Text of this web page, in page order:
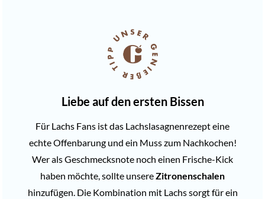
Liebe auf den ersten Bissen
Für Lachs Fans ist das Lachslasagnenrezept eine
echte Offenbarung und ein Muss zum Nachkochen!
Wer als Geschmecksnote noch einen Frische-Kick
haben möchte, sollte unsereZitronenschalen
hinzufügen. Die Kombination mit Lachs sorgt für ein